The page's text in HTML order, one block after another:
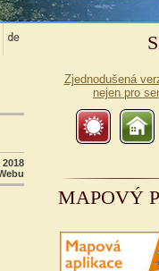
Zjednodušená
nejen pro
MAPOVÝ